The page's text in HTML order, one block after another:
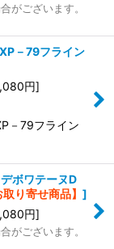
がございます。
－79フライン
円]
－79フライン
ボワテーヌD
取り寄せ商品】 ]
円]
がございます。